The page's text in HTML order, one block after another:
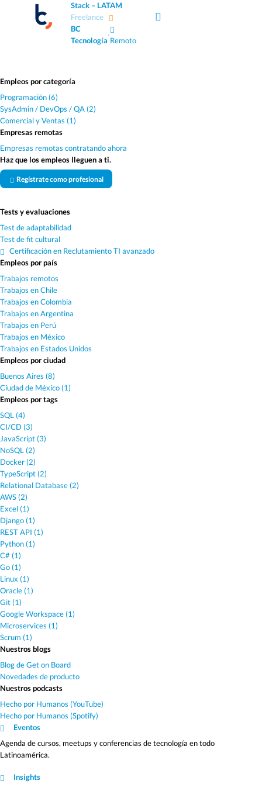
Stack – LATAM
Freelance
BC
Tecnología
·
Remoto
Empleos por categoría
Programación (6)
SysAdmin / DevOps / QA (2)
Comercial y Ventas (1)
Empresas remotas
Empresas remotas contratando ahora
Haz que los empleos lleguen a ti.
Regístrate como profesional
Tests y evaluaciones
Test de adaptabilidad
Test de fit cultural
Certificación en Reclutamiento TI avanzado
Empleos por país
Trabajos remotos
Trabajos en Chile
Trabajos en Colombia
Trabajos en Argentina
Trabajos en Perú
Trabajos en México
Trabajos en Estados Unidos
Empleos por ciudad
Buenos Aires (8)
Ciudad de México (1)
Empleos por tags
SQL (4)
CI/CD (3)
JavaScript (3)
NoSQL (2)
Docker (2)
TypeScript (2)
Relational Database (2)
AWS (2)
Excel (1)
Django (1)
REST API (1)
Python (1)
C# (1)
Go (1)
Linux (1)
Oracle (1)
Git (1)
Google Workspace (1)
Microservices (1)
Scrum (1)
Nuestros blogs
Blog de Get on Board
Novedades de producto
Nuestros podcasts
Hecho por Humanos (YouTube)
Hecho por Humanos (Spotify)
Eventos
Agenda de cursos, meetups y conferencias de tecnología en todo
Latinoamérica.
Insights